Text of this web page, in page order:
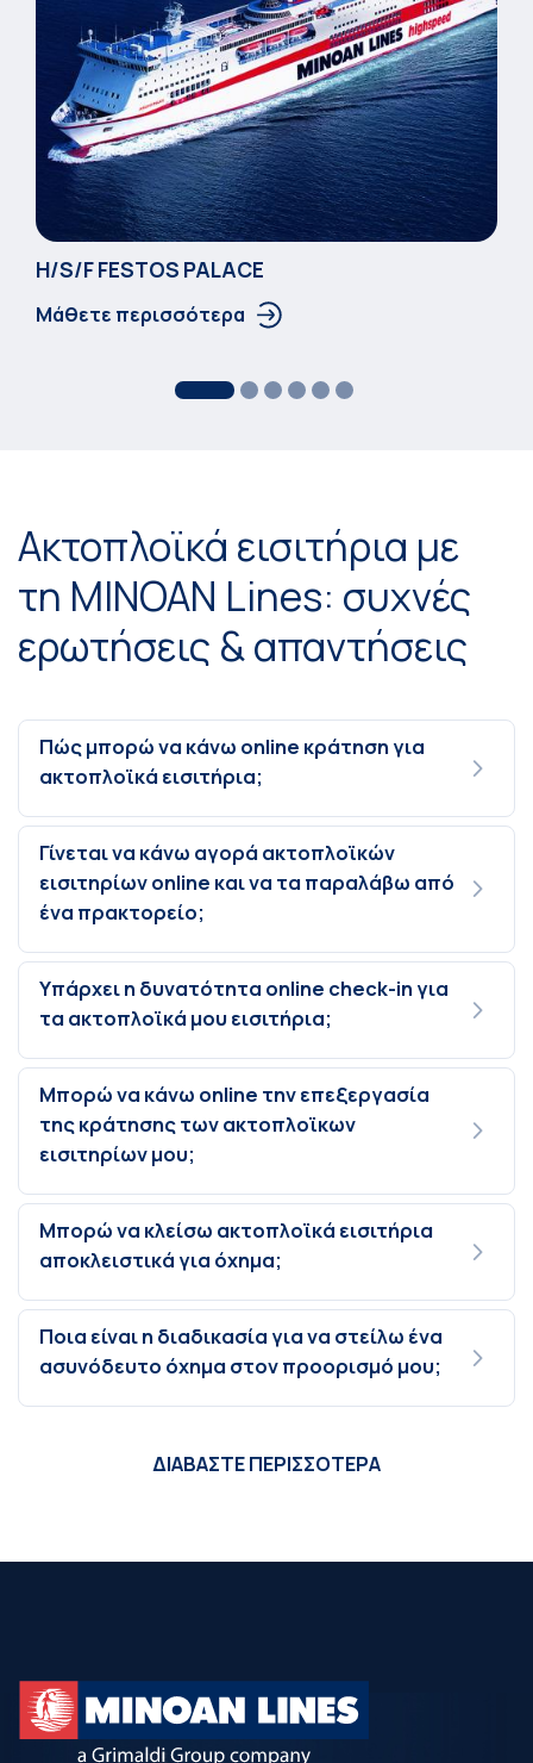
Η/S/F FESTOS PALACΕ
Μάθετε περισσότερα
Ακτοπλοϊκά εισιτήρια με
τη MINOAN Lines: συχνές
ερωτήσεις & απαντήσεις
Πώς μπορώ να κάνω online κράτηση για
ακτοπλοϊκά εισιτήρια;
Γίνεται να κάνω αγορά ακτοπλοϊκών
εισιτηρίων online και να τα παραλάβω από
ένα πρακτορείο;
Υπάρχει η δυνατότητα online check-in για
τα ακτοπλοϊκά μου εισιτήρια;
Μπορώ να κάνω online την επεξεργασία
της κράτησης των ακτοπλοϊκων
εισιτηρίων μου;
Μπορώ να κλείσω ακτοπλοϊκά εισιτήρια
αποκλειστικά για όχημα;
Ποια είναι η διαδικασία για να στείλω ένα
ασυνόδευτο όχημα στον προορισμό μου;
ΔΙΑΒΑΣΤΕ ΠΕΡΙΣΣΟΤΕΡΑ